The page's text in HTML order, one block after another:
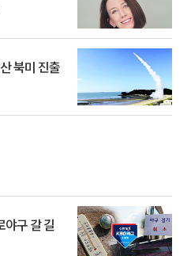
북미 진출
구 갈 길